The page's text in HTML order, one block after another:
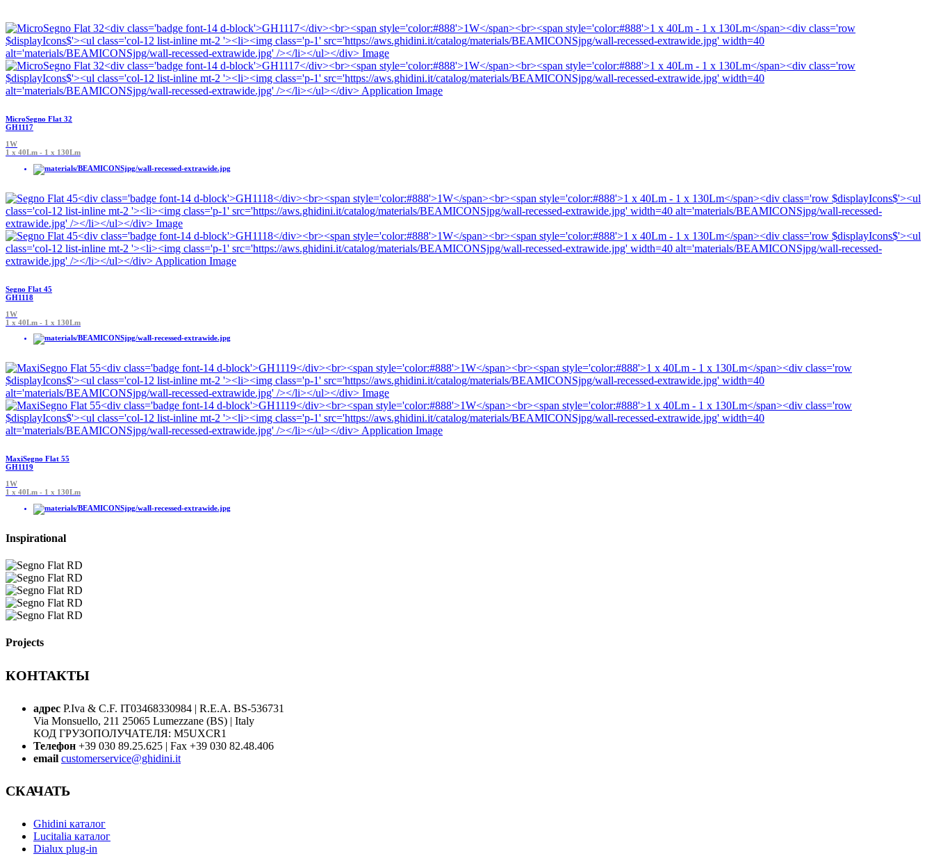
MicroSegno Flat 32
GH1117
1W
1 x 40Lm - 1 x 130Lm
Segno Flat 45
GH1118
1W
1 x 40Lm - 1 x 130Lm
MaxiSegno Flat 55
GH1119
1W
1 x 40Lm - 1 x 130Lm
Inspirational
Projects
КОНТАКТЫ
адрес P.Iva & C.F. IT03468330984 | R.E.A. BS-536731
Via Monsuello, 211 25065 Lumezzane (BS) | Italy
КОД ГРУЗОПОЛУЧАТЕЛЯ: M5UXCR1
Телефон +39 030 89.25.625 | Fax +39 030 82.48.406
email customerservice@ghidini.it
СКАЧАТЬ
Ghidini каталог
Lucitalia каталог
Dialux plug-in